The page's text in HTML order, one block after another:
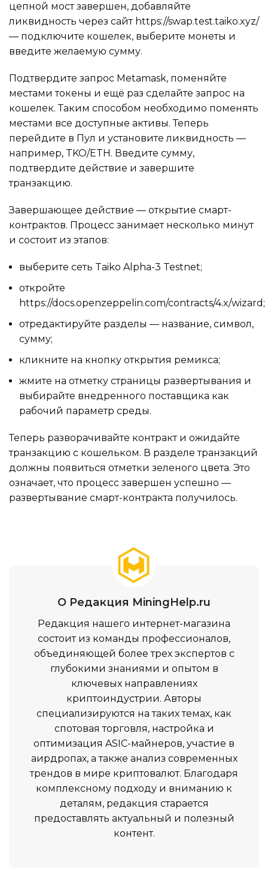
цепной мост завершен, добавляйте
ликвидность через сайт https://swap.test.taiko.xyz/
— подключите кошелек, выберите монеты и
введите желаемую сумму.
Подтвердите запрос Metamask, поменяйте
местами токены и ещё раз сделайте запрос на
кошелек. Таким способом необходимо поменять
местами все доступные активы. Теперь
перейдите в Пул и установите ликвидность —
например, TKO/ETH. Введите сумму,
подтвердите действие и завершите
транзакцию.
Завершающее действие — открытие смарт-
контрактов. Процесс занимает несколько минут
и состоит из этапов:
выберите сеть Taiko Alpha-3 Testnet;
откройте
https://docs.openzeppelin.com/contracts/4.x/wizard;
отредактируйте разделы — название, символ,
сумму;
кликните на кнопку открытия ремикса;
жмите на отметку страницы развертывания и
выбирайте внедренного поставщика как
рабочий параметр среды.
Теперь разворачивайте контракт и ожидайте
транзакцию с кошельком. В разделе транзакций
должны появиться отметки зеленого цвета. Это
означает, что процесс завершен успешно —
развертывание смарт-контракта получилось.
О Редакция MiningHelp.ru
Редакция нашего интернет-магазина
состоит из команды профессионалов,
объединяющей более трех экспертов с
глубокими знаниями и опытом в
ключевых направлениях
криптоиндустрии. Авторы
специализируются на таких темах, как
спотовая торговля, настройка и
оптимизация ASIC-майнеров, участие в
аирдропах, а также анализ современных
трендов в мире криптовалют. Благодаря
комплексному подходу и вниманию к
деталям, редакция старается
предоставлять актуальный и полезный
контент.